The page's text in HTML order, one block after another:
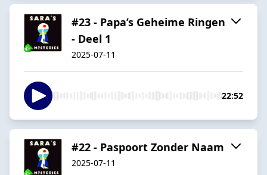
#23 - Papa’s Geheime Ringen
- Deel 1
2025-07-11
22:52
#22 - Paspoort Zonder Naam
2025-07-11